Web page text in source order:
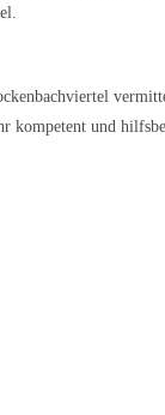
kompetent und